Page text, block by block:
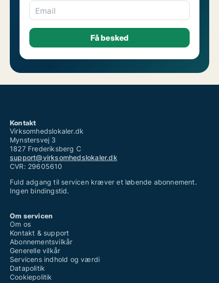
Email
Kontakt
Virksomhedslokaler.dk
Mynstersvej 3
1827 Frederiksberg C
support@virksomhedslokaler.dk
CVR: 29605610
Fuld adgang til servicen kræver et løbende abonnement.
Ingen bindingstid.
Om servicen
Om os
Kontakt & support
Abonnementsvilkår
Generelle vilkår
Servicens indhold og værdi
Datapolitik
Cookiepolitik